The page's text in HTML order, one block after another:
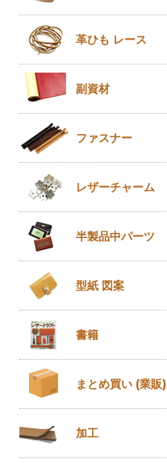
革ひも レース
副資材
ファスナー
レザーチャーム
半製品中パーツ
型紙 図案
書籍
まとめ買い (業販)
加工